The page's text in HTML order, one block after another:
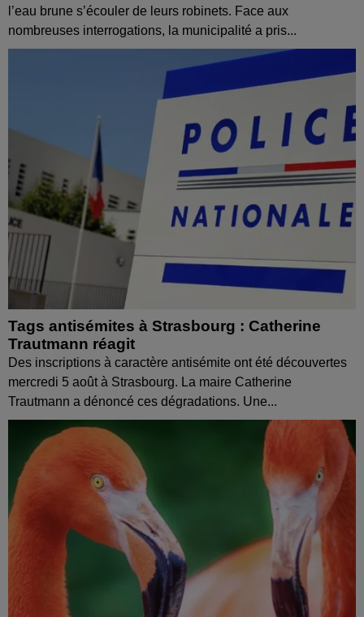
l’eau brune s’écouler de leurs robinets. Face aux
nombreuses interrogations, la municipalité a pris...
Tags antisémites à Strasbourg : Catherine
Trautmann réagit
Des inscriptions à caractère antisémite ont été découvertes
mercredi 5 août à Strasbourg. La maire Catherine
Trautmann a dénoncé ces dégradations. Une...